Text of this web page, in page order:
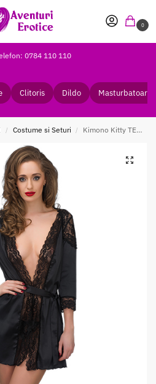
0
0784 110 110
Clitoris Dildo Masturbatoare
/ Costume si Seturi / Kimono Kitty TET Lingerie din plasa si dantela negru